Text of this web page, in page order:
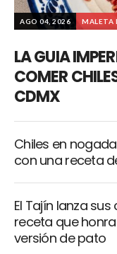
AGO 04, 2026 MALETA
LA GUIA
COMER
CDMX
Chiles en
con una receta
El Tajín lanza
receta que
versión de pato